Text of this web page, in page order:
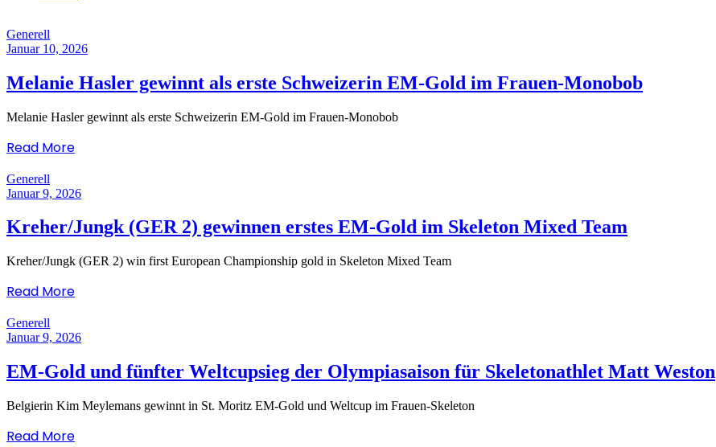
Generell
Januar 10, 2026
Melanie Hasler gewinnt als erste Schweizerin EM-Gold im Frauen-Monobob
Melanie Hasler gewinnt als erste Schweizerin EM-Gold im Frauen-Monobob
Read More
Generell
Januar 9, 2026
Kreher/Jungk (GER 2) gewinnen erstes EM-Gold im Skeleton Mixed Team
Kreher/Jungk (GER 2) win first European Championship gold in Skeleton Mixed Team
Read More
Generell
Januar 9, 2026
EM-Gold und fünfter Weltcupsieg der Olympiasaison für Skeletonathlet Matt Weston
Belgierin Kim Meylemans gewinnt in St. Moritz EM-Gold und Weltcup im Frauen-Skeleton
Read More